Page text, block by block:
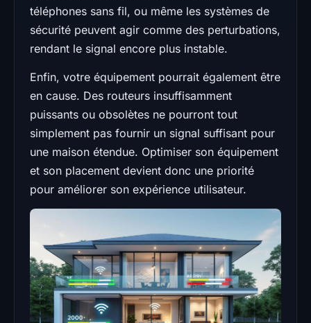
téléphones sans fil, ou même les systèmes de
sécurité peuvent agir comme des perturbations,
rendant le signal encore plus instable.
Enfin, votre équipement pourrait également être
en cause. Des routeurs insuffisamment
puissants ou obsolètes ne pourront tout
simplement pas fournir un signal suffisant pour
une maison étendue. Optimiser son équipement
et son placement devient donc une priorité
pour améliorer son expérience utilisateur.